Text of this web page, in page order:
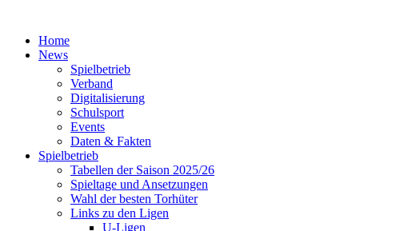
Home
News
Spielbetrieb
Verband
Digitalisierung
Schulsport
Events
Daten & Fakten
Spielbetrieb
Tabellen der Saison 2025/26
Spieltage und Ansetzungen
Wahl der besten Torhüter
Links zu den Ligen
U-Ligen